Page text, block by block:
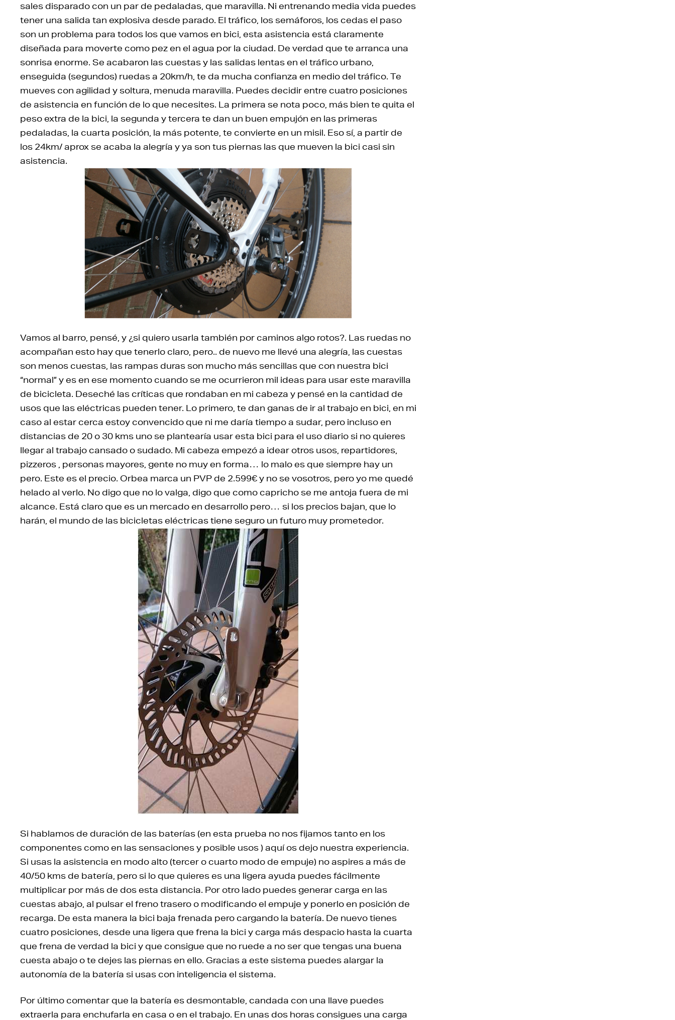
sales disparado con un par de pedaladas, que maravilla. Ni entrenando media vida puedes
tener una salida tan explosiva desde parado. El tráfico, los semáforos, los cedas el paso
son un problema para todos los que vamos en bici, esta asistencia está claramente
diseñada para moverte como pez en el agua por la ciudad. De verdad que te arranca una
sonrisa enorme. Se acabaron las cuestas y las salidas lentas en el tráfico urbano,
enseguida (segundos) ruedas a 20km/h, te da mucha confianza en medio del tráfico. Te
mueves con agilidad y soltura, menuda maravilla. Puedes decidir entre cuatro posiciones
de asistencia en función de lo que necesites. La primera se nota poco, más bien te quita el
peso extra de la bici, la segunda y tercera te dan un buen empujón en las primeras
pedaladas, la cuarta posición, la más potente, te convierte en un misil. Eso sí, a partir de
los 24km/ aprox se acaba la alegría y ya son tus piernas las que mueven la bici casi sin
asistencia.
Vamos al barro, pensé, y ¿si quiero usarla también por caminos algo rotos?. Las ruedas no
acompañan esto hay que tenerlo claro, pero.. de nuevo me llevé una alegría, las cuestas
son menos cuestas, las rampas duras son mucho más sencillas que con nuestra bici
“normal” y es en ese momento cuando se me ocurrieron mil ideas para usar este maravilla
de bicicleta. Deseché las críticas que rondaban en mi cabeza y pensé en la cantidad de
usos que las eléctricas pueden tener. Lo primero, te dan ganas de ir al trabajo en bici, en mi
caso al estar cerca estoy convencido que ni me daría tiempo a sudar, pero incluso en
distancias de 20 o 30 kms uno se plantearía usar esta bici para el uso diario si no quieres
llegar al trabajo cansado o sudado. Mi cabeza empezó a idear otros usos, repartidores,
pizzeros , personas mayores, gente no muy en forma… lo malo es que siempre hay un
pero. Este es el precio. Orbea marca un PVP de 2.599€ y no se vosotros, pero yo me quedé
helado al verlo. No digo que no lo valga, digo que como capricho se me antoja fuera de mi
alcance. Está claro que es un mercado en desarrollo pero… si los precios bajan, que lo
harán, el mundo de las bicicletas eléctricas tiene seguro un futuro muy prometedor.
Si hablamos de duración de las baterías (en esta prueba no nos fijamos tanto en los
componentes como en las sensaciones y posible usos ) aquí os dejo nuestra experiencia.
Si usas la asistencia en modo alto (tercer o cuarto modo de empuje) no aspires a más de
40/50 kms de batería, pero si lo que quieres es una ligera ayuda puedes fácilmente
multiplicar por más de dos esta distancia. Por otro lado puedes generar carga en las
cuestas abajo, al pulsar el freno trasero o modificando el empuje y ponerlo en posición de
recarga. De esta manera la bici baja frenada pero cargando la batería. De nuevo tienes
cuatro posiciones, desde una ligera que frena la bici y carga más despacio hasta la cuarta
que frena de verdad la bici y que consigue que no ruede a no ser que tengas una buena
cuesta abajo o te dejes las piernas en ello. Gracias a este sistema puedes alargar la
autonomía de la batería si usas con inteligencia el sistema.
Por último comentar que la batería es desmontable, candada con una llave puedes
extraerla para enchufarla en casa o en el trabajo. En unas dos horas consigues una carga